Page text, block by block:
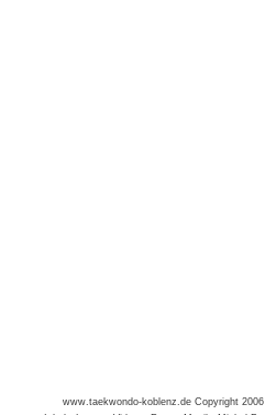
www.taekwondo-koblenz.de Copyright 2006